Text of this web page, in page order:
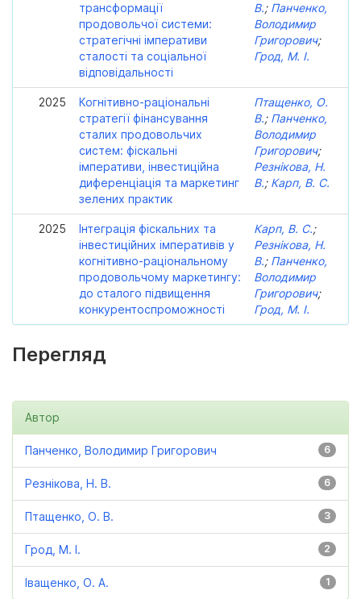
трансформації
продовольчої системи:
стратегічні імперативи
сталості та соціальної
відповідальності
В.; Панченко,
Володимир
Григорович;
Грод, М. І.
2025
Когнітивно-раціональні
стратегії фінансування
сталих продовольчих
систем: фіскальні
імперативи, інвестиційна
диференціація та маркетинг
зелених практик
Птащенко, О.
В.; Панченко,
Володимир
Григорович;
Резнікова, Н.
В.; Карп, В. С.
2025
Інтеграція фіскальних та
інвестиційних імперативів у
когнітивно-раціональному
продовольчому маркетингу:
до сталого підвищення
конкурентоспроможності
Карп, В. С.;
Резнікова, Н.
В.; Панченко,
Володимир
Григорович;
Грод, М. І.
Перегляд
Автор
6
Панченко, Володимир Григорович
6
Резнікова, Н. В.
3
Птащенко, О. В.
2
Грод, М. І.
1
Іващенко, О. А.